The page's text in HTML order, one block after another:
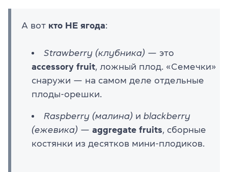
А вот кто НЕ ягода:
Strawberry (клубника) — это
accessory fruit, ложный плод. «Семечки»
снаружи — на самом деле отдельные
плоды-орешки.
Raspberry (малина) и blackberry
(ежевика) — aggregate fruits, сборные
костянки из десятков мини-плодиков.